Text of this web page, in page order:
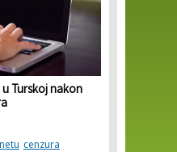
Turskoj nakon
cenzura